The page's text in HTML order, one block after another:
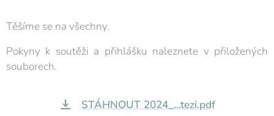
Těšíme se na všechny.
Pokyny k soutěži a přihlášku naleznete v přiložených
souborech.
STÁHNOUT 2024_...tezi.pdf